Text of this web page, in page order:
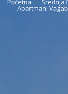
Početna Srednja
Apartmani